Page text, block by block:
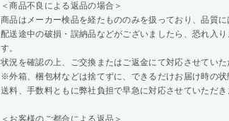
＜商品不良による返品の場合＞
商品はメーカー検品を経たもののみを扱っており、品質
配送途中の破損・誤納品などがございましたら、恐れ入
す。
状況を確認の上、ご交換またはご返金にて対応させていた
※外箱、梱包材などは捨てずに、できるだけお届け時の状
送料、手数料ともに弊社負担で早急に対応させていただき
＜お客様のご都合による返品＞